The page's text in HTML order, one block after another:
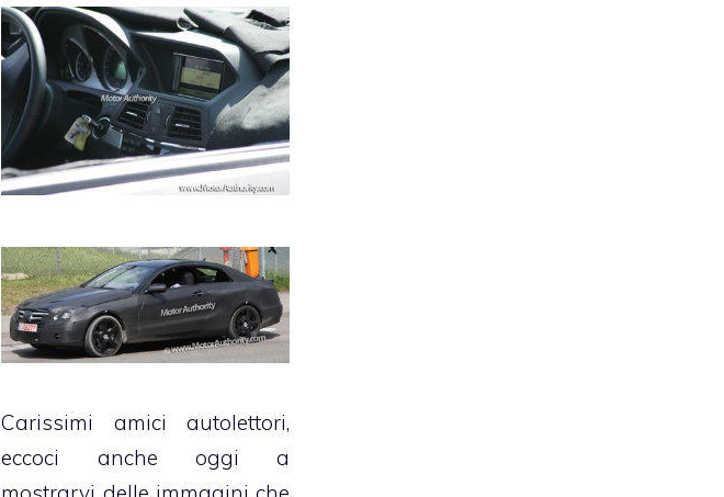
Carissimi amici autolettori,
eccoci anche oggi a